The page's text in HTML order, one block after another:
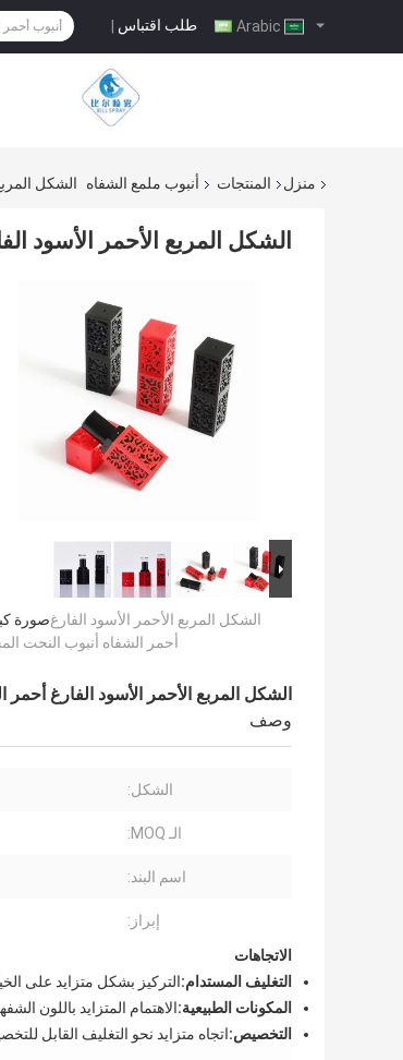
طلب اقتباس |
منزل المنتجات أنبوب ملمع الشفاه الشكل
الشكل المربع الأحمر الأسود
صورةالشكل المربع الأحمر الأسود الفارغ
أحمر الشفاه أنبوب النحت
الشكل المربع الأحمر الأسود الفارغ
وصف
الشكل:
الـ MOQ:
اسم البند:
إبراز:
الاتجاهات
التغليف المستدام:التركيز بشكل متزايد على
المكونات الطبيعية:الاهتمام المتزايد باللون
التخصيص:اتجاه متزايد نحو التغليف القابل